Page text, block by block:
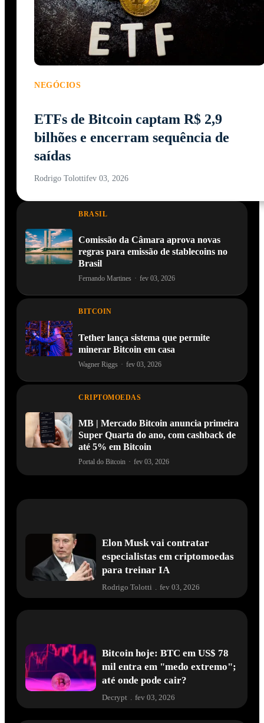
NEGÓCIOS
ETFs de Bitcoin captam R$ 2,9
bilhões e encerram sequência de
saídas
Rodrigo Tolottifev 03, 2026
BRASIL
Comissão da Câmara aprova novas
regras para emissão de stablecoins no
Brasil
Fernando Martines · fev 03, 2026
BITCOIN
Tether lança sistema que permite
minerar Bitcoin em casa
Wagner Riggs · fev 03, 2026
CRIPTOMOEDAS
MB | Mercado Bitcoin anuncia primeira
Super Quarta do ano, com cashback de
até 5% em Bitcoin
Portal do Bitcoin · fev 03, 2026
Elon Musk vai contratar
especialistas em criptomoedas
para treinar IA
Rodrigo Tolotti fev 03, 2026
Bitcoin hoje: BTC em US$ 78
mil entra em "medo extremo";
até onde pode cair?
Decrypt . fev 03, 2026